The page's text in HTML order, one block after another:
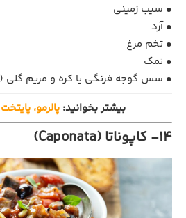
• سیب ‌زمینی
• آرد
• تخم ‌مرغ
• نمک
• سس گوجه ‌فرنگی یا کره و مریم ‌گلی
بیشتر بخوانید: پالرمو،
14- کاپوناتا (Caponata)